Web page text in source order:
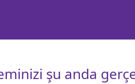
şu anda